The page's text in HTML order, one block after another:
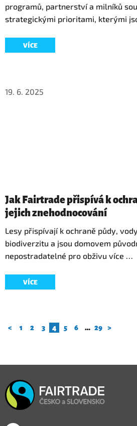
programů, partnerství a milníků
strategickými prioritami, kterými
VÍCE
19. 6. 2025
Jak Fairtrade přispívá k
jejich znehodnocování
Lesy přispívají k ochraně půdy,
biodiverzitu a jsou domovem
nepostradatelné pro obživu více …
VÍCE
< 1 2 3 4 5 6 … 29 >